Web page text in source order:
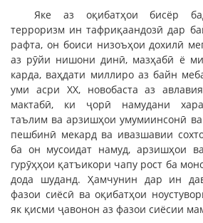
Яке аз оқибатҳои бисёр
терроризм ин тафриқаандозӣ дар
рафта, он боиси низоъҳои дохилӣ
аз рӯйи нишони динӣ, мазҳабӣ ё
карда, ваҳдати миллиро аз байн
уми асри ХХ, новобаста аз
мактабӣ, ки ҷорӣ намудани
таълим ва арзишҳои умумиинсонӣ
пешбинӣ мекард ва ивазшавии
ба он мусоидат намуд, арзишҳои
гурӯҳҳои қатъикори чапу рост ба
дода шуданд. Ҳамчунин дар ин
фазои сиёсӣ ва оқибатҳои
як қисми ҷавонон аз фазои сиёсии